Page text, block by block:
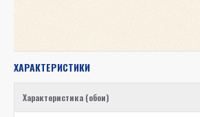
ХАРАКТЕРИСТИКИ
Характеристика (обои)